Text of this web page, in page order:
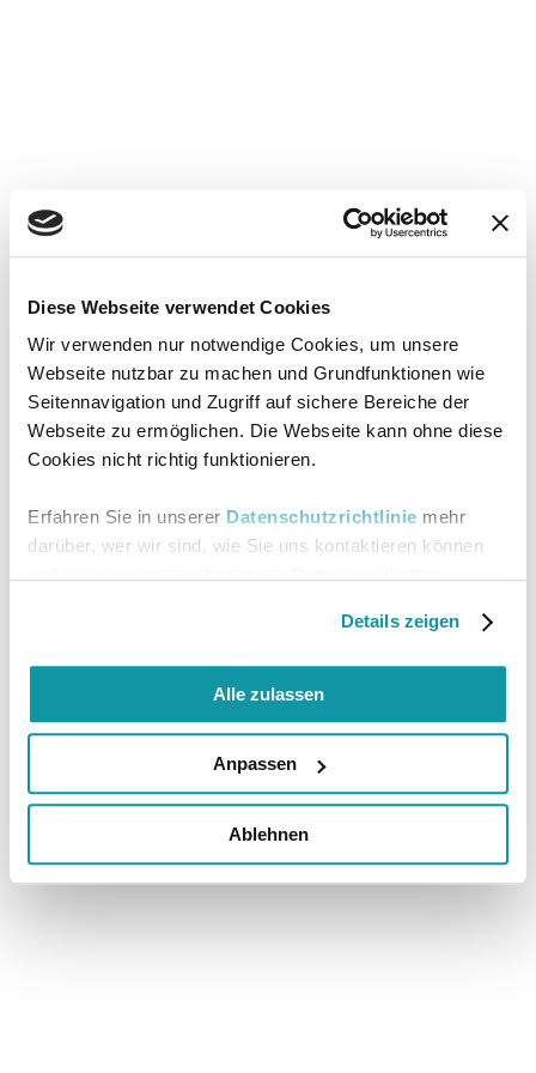
Diese Webseite verwendet Cookies
Wir verwenden nur notwendige Cookies, um unsere
Webseite nutzbar zu machen und Grundfunktionen wie
Seitennavigation und Zugriff auf sichere Bereiche der
Webseite zu ermöglichen. Die Webseite kann ohne diese
Cookies nicht richtig funktionieren.
Erfahren Sie in unserer Datenschutzrichtlinie mehr
darüber, wer wir sind, wie Sie uns kontaktieren können
Details zeigen
Alle zulassen
Anpassen
Ablehnen